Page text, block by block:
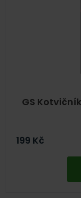
GS
199 Kč